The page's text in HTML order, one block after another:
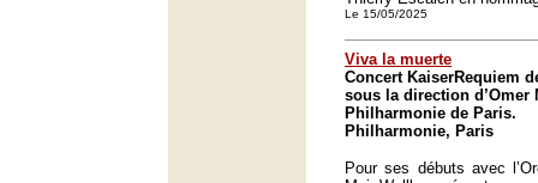
Le 15/05/2025
Viva la muerte
Concert KaiserRequiem
sous la direction d’Omer
Philharmonie de Paris.
Philharmonie, Paris
Pour ses débuts avec